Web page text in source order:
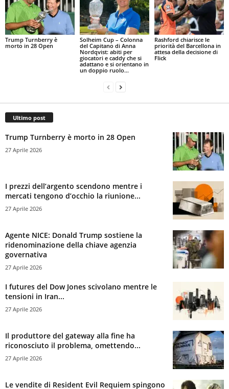
Trump Turnberry è
morto in 28 Open
Solheim Cup – Colonna
del Capitano di Anna
Nordqvist: abiti per
giocatori e caddy che si
adattano e si orientano in
un doppio ruolo...
Rashford chiarisce le
priorità del Barcellona in
attesa della decisione di
Flick
Ultimo post
Trump Turnberry è morto in 28 Open
27 Aprile 2026
I prezzi dell’argento scendono mentre i
mercati tengono d’occhio la riunione...
27 Aprile 2026
Agente NICE: Donald Trump sostiene la
ridenominazione della chiave agenzia
governativa
27 Aprile 2026
I futures del Dow Jones scivolano mentre le
tensioni in Iran...
27 Aprile 2026
Il produttore del gateway alla fine ha
riconosciuto il problema, omettendo...
27 Aprile 2026
Le vendite di Resident Evil Requiem spingono